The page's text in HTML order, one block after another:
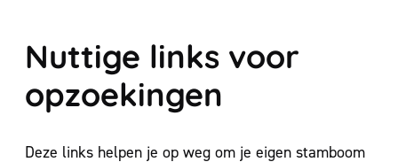
Nuttige links voor
opzoekingen
Deze links helpen je op weg om je eigen stamboom